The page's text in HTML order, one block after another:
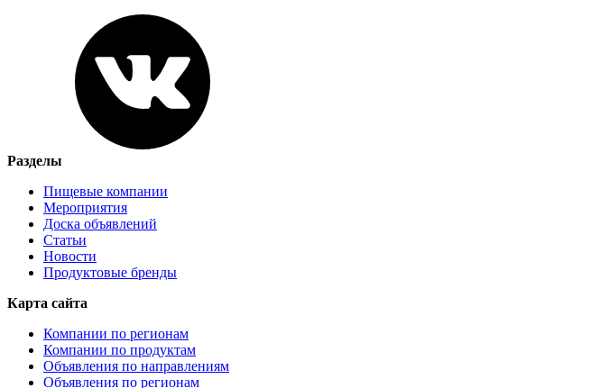
Разделы
Пищевые компании
Мероприятия
Доска объявлений
Статьи
Новости
Продуктовые бренды
Карта сайта
Компании по регионам
Компании по продуктам
Объявления по направлениям
Объявления по регионам